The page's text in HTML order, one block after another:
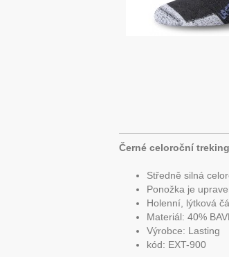
Černé celoroční
Středně silná
Ponožka je
Holenní, lýtková
Materiál: 40%
Výrobce: Lasting
kód: EXT-900